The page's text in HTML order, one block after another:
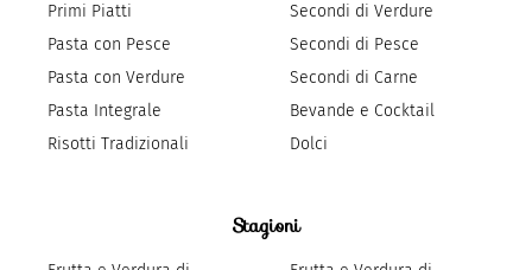
Primi Piatti
Pasta con Pesce
Pasta con Verdure
Pasta Integrale
Risotti Tradizionali
Secondi di Verdure
Secondi di Pesce
Secondi di Carne
Bevande e Cocktail
Dolci
Stagioni